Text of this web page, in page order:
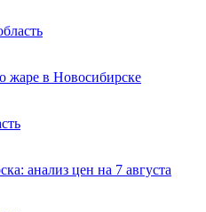
жаре в Новосибирске
анализ цен на 7 августа